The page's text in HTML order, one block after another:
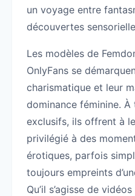
un voyage entre
découvertes
Les modèles de
OnlyFans se
charismatique et leur
dominance féminine.
exclusifs, ils offrent à
privilégié à des
érotiques, parfois
toujours empreints
Qu’il s’agisse de